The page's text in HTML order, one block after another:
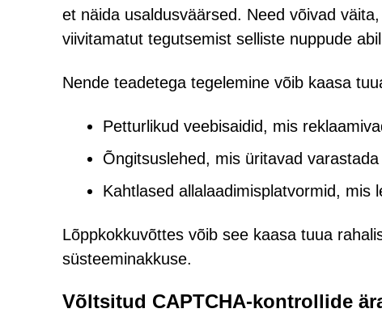
et näida usaldusväärsed. Need võivad
viivitamatut tegutsemist selliste nuppude
Nende teadetega tegelemine võib kaasa
Petturlikud veebisaidid, mis
Õngitsuslehed, mis üritavad
Kahtlased allalaadimisplatvormid,
Lõppkokkuvõttes võib see kaasa tuua
süsteeminakkuse.
Võltsitud CAPTCHA-kontrollide